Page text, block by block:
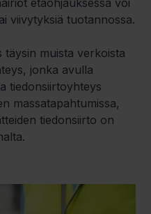
ai viivytyksiä tuotannossa.
muista verkoista
, jonka avulla
tiedonsiirtoyhteys
massatapahtumissa,
tiedonsiirto on